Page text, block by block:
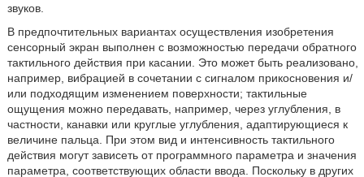
звуков.
В предпочтительных вариантах осуществления изобретения
сенсорный экран выполнен с возможностью передачи обратного
тактильного действия при касании. Это может быть реализовано,
например, вибрацией в сочетании с сигналом прикосновения и/
или подходящим изменением поверхности; тактильные
ощущения можно передавать, например, через углубления, в
частности, канавки или круглые углубления, адаптирующиеся к
величине пальца. При этом вид и интенсивность тактильного
действия могут зависеть от программного параметра и значения
параметра, соответствующих области ввода. Поскольку в других